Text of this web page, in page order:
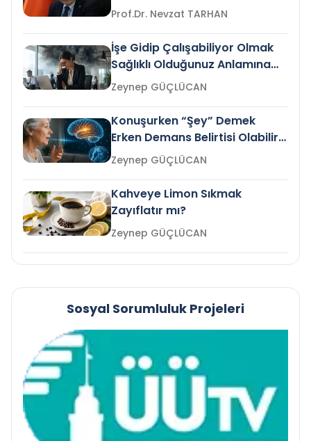
Prof.Dr. Nevzat TARHAN
İşe Gidip Çalışabiliyor Olmak
Sağlıklı Olduğunuz Anlamına
Gelir mi?Zeynep GÜÇLÜCAN
Konuşurken “Şey” Demek
Erken Demans Belirtisi Olabilir
mi?
Zeynep GÜÇLÜCAN
Kahveye Limon Sıkmak
Zayıflatır mı?
Zeynep GÜÇLÜCAN
Sosyal Sorumluluk Projeleri